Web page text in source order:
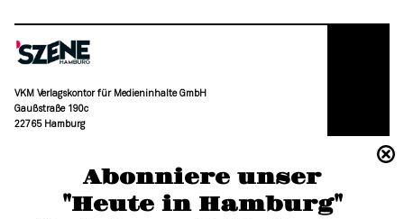
Abonniere unser
"Heute in Hamburg"
VKM Verlagskontor für Medieninhalte GmbH
Gaußstraße 190c
22765 Hamburg
moc.grubmah-enezs@ofni